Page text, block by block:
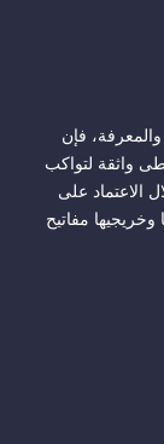
فإن
واثقة لتواكب
الاعتماد على
وخريجيها مفاتيح